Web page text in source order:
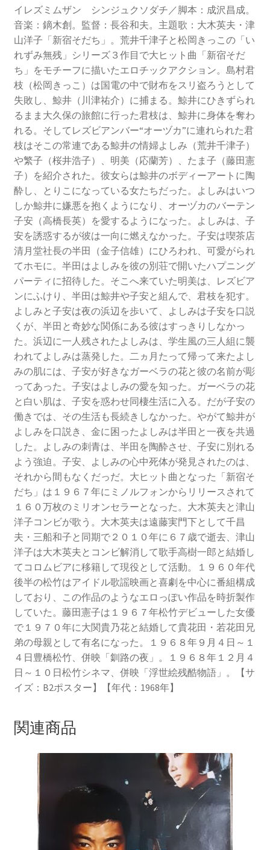
イレズミムザン シンジュクソダチ／脚本：成沢昌成。
音楽：鏑木創。監督：長谷和夫。主題歌：大木英夫・津
山洋子「新宿そだち」。荒井千津子と松岡きっこの「い
れずみ無残」シリーズ３作目で大ヒット曲「新宿そだ
ち」をモチーフに描いたエロチックアクション。島村君
枝（松岡きっこ）は国電の中で財布をスリ盗ろうとして
失敗し、鯨井（川津祐介）に捕まる。鯨井にひきずられ
るまま大久保の旅館に行った君枝は、鯨井に身体を奪わ
れる。そしてレズビアンバー“オーヅカ”に連れられた君
枝はそこの常連である鯨井の情婦よしみ（荒井千津子）
や繁子（桜井浩子）、明美（応蘭芳）、たま子（藤田憲
子）を紹介された。彼女らは鯨井のボディーアートに陶
酔し、とりこになっている女たちだった。よしみはいつ
しか鯨井に嫌悪を抱くようになり、オーヅカのバーテン
子安（高橋長英）を愛するようになった。よしみは、子
安を誘惑するが彼は一向に燃えなかった。子安は喫茶店
清月堂社長の半田（金子信雄）にひろわれ、可愛がられ
てホモに。半田はよしみを彼の別荘で開いたハプニング
パーティに招待した。そこへ来ていた明美は、レズビア
ンにふけり、半田は鯨井や子安と組んで、君枝を犯す。
よしみと子安は夜の浜辺を歩いて、よしみは子安を口説
くが、半田と奇妙な関係にある彼はすっきりしなかっ
た。浜辺に一人残されたよしみは、学生風の三人組に襲
われてよしみは蒸発した。二ヵ月たって帰って来たよし
みの肌には、子安が好きなガーベラの花と彼の名前が彫
ってあった。子安はよしみの愛を知った。ガーベラの花
と白い肌は、子安を惑わせ同棲生活に入る。だが子安の
働きでは、その生活も長続きしなかった。やがて鯨井が
よしみを口説き、金に困ったよしみは半田と一夜を共過
した。よしみの刺青は、半田を陶酔させ、子安に別れる
よう強迫。子安、よしみの心中死体が発見されたのは、
それから間もなくだっだ。大ヒット曲となった「新宿そ
だち」は１９６７年にミノルフォンからリリースされて
１６０万枚のミリオンセラーとなった。大木英夫と津山
洋子コンビが歌う。大木英夫は遠藤実門下として千昌
夫・三船和子と同期で２０１０年に６７歳で逝去、津山
洋子は大木英夫とコンビ解消して歌手高樹一郎と結婚し
てコロムビアに移籍して現役として活動。１９６０年代
後半の松竹はアイドル歌謡映画と喜劇を中心に番組構成
しており、この作品のようなエロっぽい作品を時折製作
していた。藤田憲子は１９６７年松竹デビューした女優
で１９７０年に大関貴乃花と結婚して貴花田・若花田兄
弟の母親として有名になった。１９６８年９月４日～１
４日豊橋松竹、併映「釧路の夜」。１９６８年１２月４
日～１０日松竹シネマ、併映「浮世絵残酷物語」。【サ
イズ：B2ポスター】【年代：1968年】
関連商品